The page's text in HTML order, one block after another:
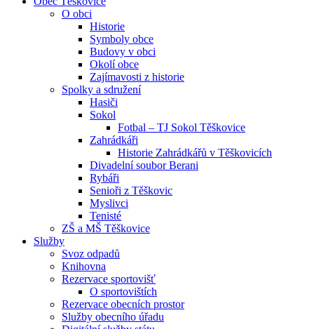
O obci
Historie
Symboly obce
Budovy v obci
Okolí obce
Zajímavosti z historie
Spolky a sdružení
Hasiči
Sokol
Fotbal – TJ Sokol Těškovice
Zahrádkáři
Historie Zahrádkářů v Těškovicích
Divadelní soubor Berani
Rybáři
Senioři z Těškovic
Myslivci
Tenisté
ZŠ a MŠ Těškovice
Služby
Svoz odpadů
Knihovna
Rezervace sportovišť
O sportovištích
Rezervace obecních prostor
Služby obecního úřadu